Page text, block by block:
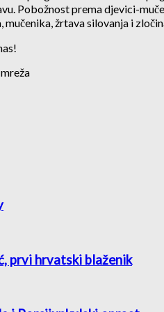
Pobožnost prema djevici-
žrtava silovanja i
prvi hrvatski blaženik